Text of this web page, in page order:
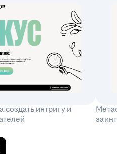
интригу и